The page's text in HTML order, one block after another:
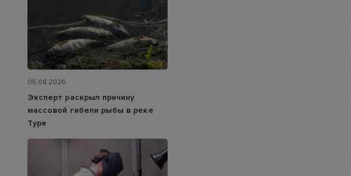
05.08.2026
Эксперт раскрыл причину
массовой гибели рыбы в реке
Туре